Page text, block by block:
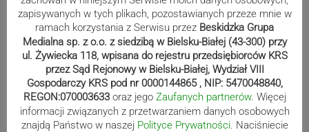
Kaniów stolicą europejskiego kajak
polo. Kilkadziesiąt drużyn z całej
Europy rywalizowało przez trzy dni
Reklama
zapisywanych w tych plikach, pozostawianych przeze mnie w
ramach korzystania z Serwisu przez Beskidzka Grupa
Medialna sp. z o.o. z siedzibą w Bielsku-Białej (43-300) przy
ul. Żywiecka 118, wpisana do rejestru przedsiębiorców KRS
przez Sąd Rejonowy w Bielsku-Białej, Wydział VIII
Gospodarczy KRS pod nr 0000144865 , NIP: 5470048840,
REGON:070003633 oraz jego Zaufanych partnerów. Więcej
informacji związanych z przetwarzaniem danych osobowych
znajdą Państwo w naszej Polityce Prywatności. Naciśniecie